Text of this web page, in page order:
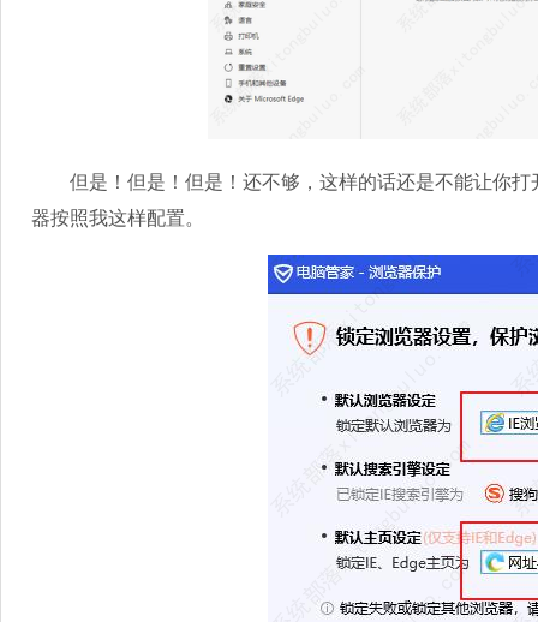
但是！但是！但是！还不够，这样的话还是不能让你打
器按照我这样配置。